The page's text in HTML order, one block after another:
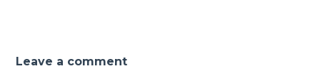
Leave a comment